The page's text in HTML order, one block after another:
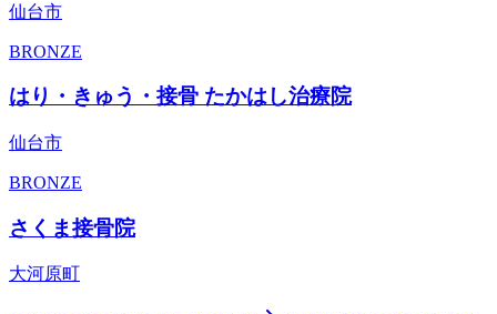
仙台市
BRONZE
はり・きゅう・接骨 たかはし治療院
仙台市
BRONZE
さくま接骨院
大河原町